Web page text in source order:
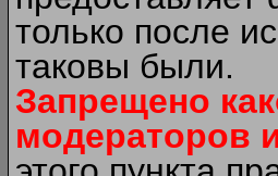
только после
таковы были.
Запрещено
модераторов